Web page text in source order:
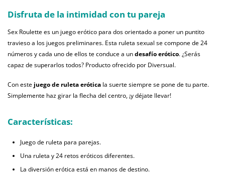
Disfruta de la intimidad con tu pareja
Sex Roulette es un juego erótico para dos orientado a poner un puntito
travieso a los juegos preliminares. Esta ruleta sexual se compone de 24
números y cada uno de ellos te conduce a undesafío erótico. ¿Serás
capaz de superarlos todos? Producto ofrecido por Diversual.
Con este juego de ruleta erótica la suerte siempre se pone de tu parte.
Simplemente haz girar la flecha del centro, ¡y déjate llevar!
Características:
Juego de ruleta para parejas.
Una ruleta y 24 retos eróticos diferentes.
La diversión erótica está en manos de destino.